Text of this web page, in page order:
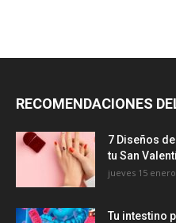
RECOMENDACIONES
7 Diseños
tu San
jueves 15
Tu intestino